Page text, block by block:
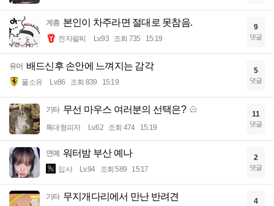
계층 본인이 차주라면 절대로 못참음.
전자팔찌 Lv.93 조회 735 15:19
9
댓글
유머 배드신후 손안에 느껴지는 감각
풀소유 Lv.86 조회 839 15:19
5
댓글
기타 무선 마우스 여러분의 선택은?
특대형피자 Lv.62 조회 474 15:19
11
댓글
연예 워터밤 부산 예나
입사 Lv.94 조회 589 15:17
2
댓글
기타 무지개다리에서 만난 반려견 4